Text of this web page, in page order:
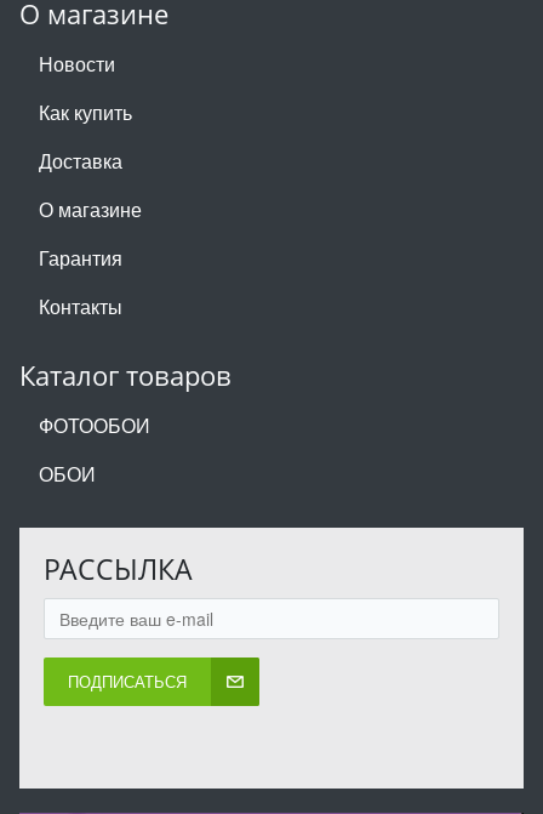
О магазине
Новости
Как купить
Доставка
О магазине
Гарантия
Контакты
Каталог товаров
ФОТООБОИ
ОБОИ
РАССЫЛКА
ПОДПИСАТЬСЯ